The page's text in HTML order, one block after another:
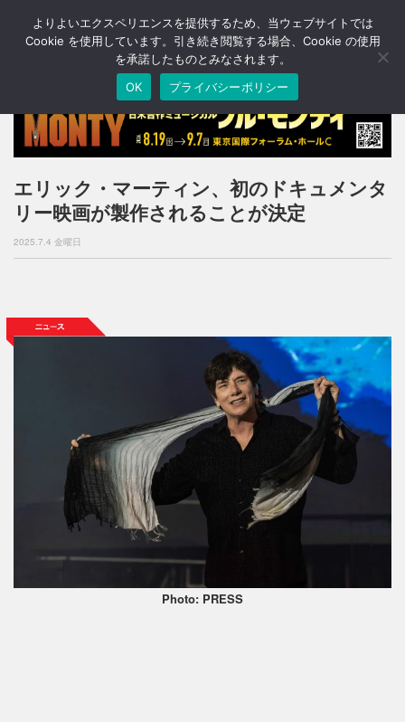
T
o
n
a
v
g
o
エリック・マーティン、初のドキュメンタ
リー映画が製作されることが決定
2025.7.4 金曜日
Photo: PRESS
よりよいエクスペリエンスを提供するため、当ウェブサイトでは
Cookie を使用しています。引き続き閲覧する場合、Cookie の使用
を承諾したものとみなされます。
OK
プライバシーポリシー